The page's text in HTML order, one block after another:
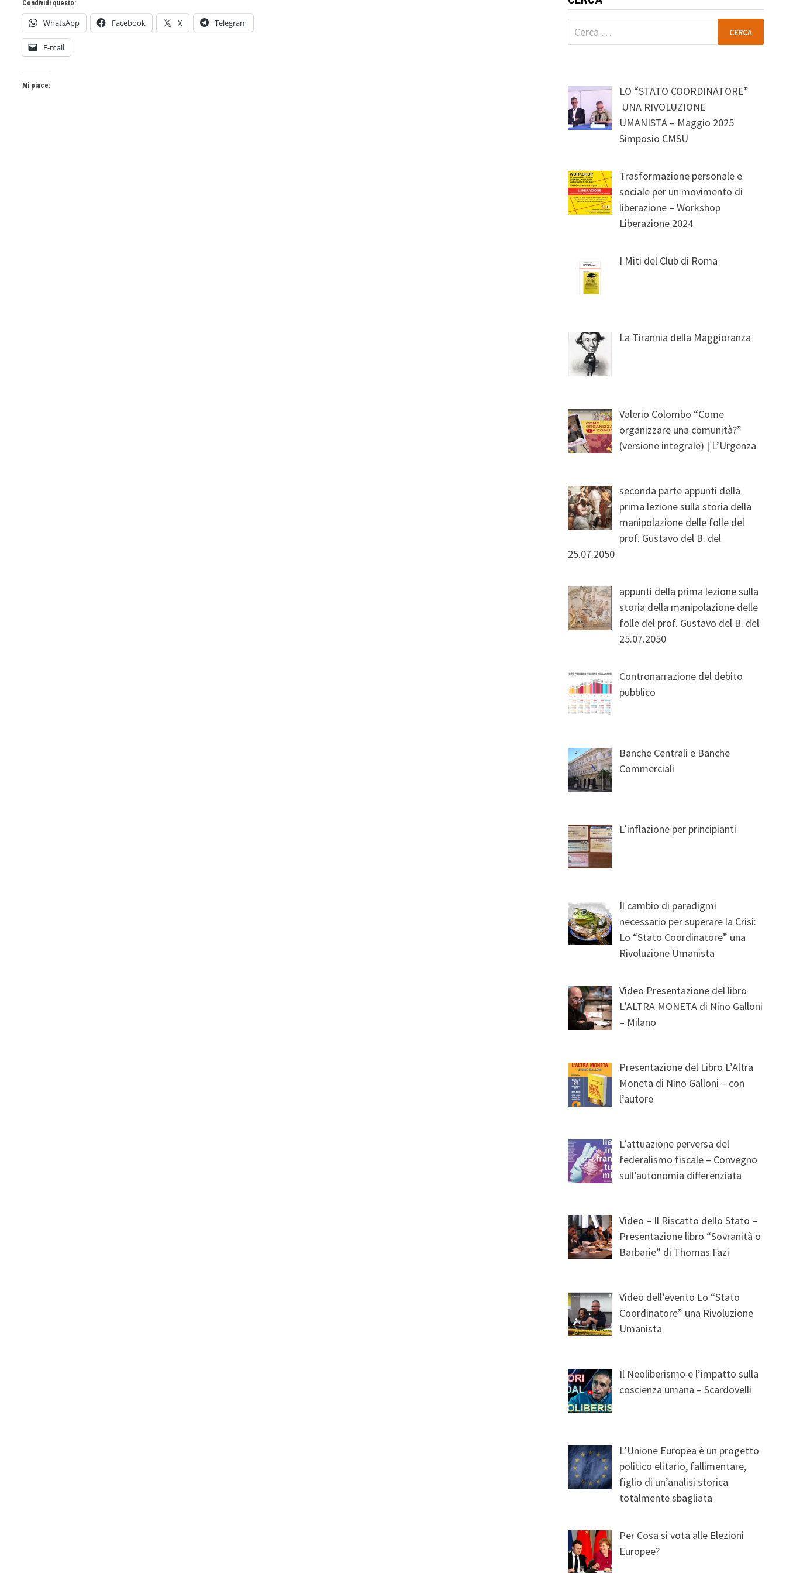
Condividi questo:
WhatsApp Facebook X Telegram
E-mail
Mi piace:
Ricerca
per:
LO “STATO COORDINATORE”
UNA RIVOLUZIONE
UMANISTA – Maggio 2025
Simposio CMSU
Trasformazione personale e
sociale per un movimento di
liberazione – Workshop
Liberazione 2024
I Miti del Club di Roma
La Tirannia della Maggioranza
Valerio Colombo “Come
organizzare una comunità?”
(versione integrale) | L’Urgenza
seconda parte appunti della
prima lezione sulla storia della
manipolazione delle folle del
prof. Gustavo del B. del
25.07.2050
appunti della prima lezione sulla
storia della manipolazione delle
folle del prof. Gustavo del B. del
25.07.2050
Contronarrazione del debito
pubblico
Banche Centrali e Banche
Commerciali
L’inflazione per principianti
Il cambio di paradigmi
necessario per superare la Crisi:
Lo “Stato Coordinatore” una
Rivoluzione Umanista
Video Presentazione del libro
L’ALTRA MONETA di Nino Galloni
– Milano
Presentazione del Libro L’Altra
Moneta di Nino Galloni – con
l’autore
L’attuazione perversa del
federalismo fiscale – Convegno
sull’autonomia differenziata
Video – Il Riscatto dello Stato –
Presentazione libro “Sovranità o
Barbarie” di Thomas Fazi
Video dell’evento Lo “Stato
Coordinatore” una Rivoluzione
Umanista
Il Neoliberismo e l’impatto sulla
coscienza umana – Scardovelli
L’Unione Europea è un progetto
politico elitario, fallimentare,
figlio di un’analisi storica
totalmente sbagliata
Per Cosa si vota alle Elezioni
Europee?